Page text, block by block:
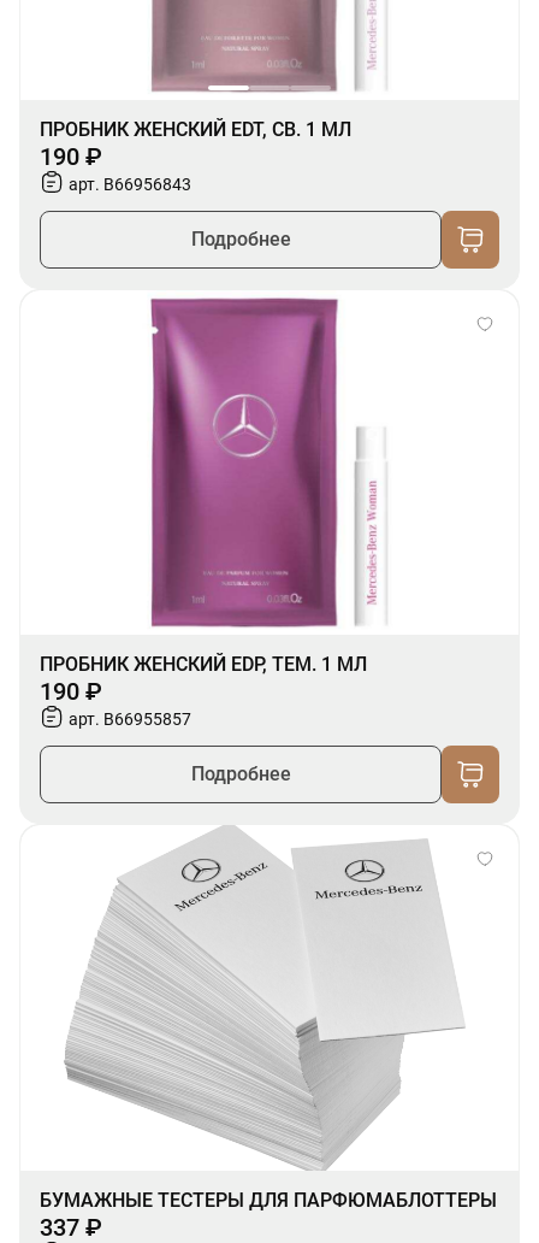
ПРОБНИК ЖЕНСКИЙ EDT, СВ. 1 МЛ
190 ₽
арт. B66956843
Подробнее
ПРОБНИК ЖЕНСКИЙ EDP, ТЕМ. 1 МЛ
190 ₽
арт. B66955857
Подробнее
БУМАЖНЫЕ ТЕСТЕРЫ ДЛЯ ПАРФЮМАБЛОТТЕРЫ
337 ₽